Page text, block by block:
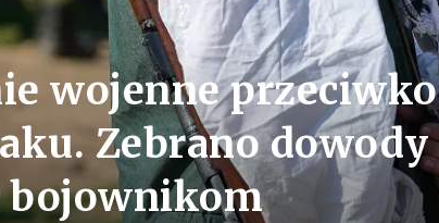
wojenne przeciwko
Zebrano dowody